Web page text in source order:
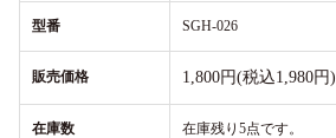
型番 SGH-026
販売価格 1,800円(税込1,980円)
在庫数 在庫残り5点です。